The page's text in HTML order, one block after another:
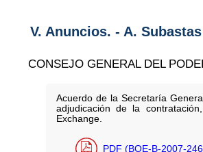
V. Anuncios. - A.
CONSEJO GENERAL DEL
Acuerdo de la Secretaría
adjudicación de la
Exchange.
PDF (BOE-B-2007-